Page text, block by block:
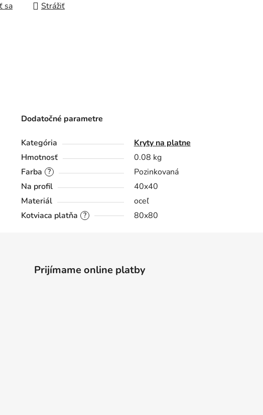
sa Strážiť
Dodatočné parametre
Kategória
Kryty na platne
Hmotnosť
0.08 kg
?
Farba
Pozinkovaná
Na profil
40x40
Materiál
oceľ
?
Kotviaca platňa 80x80
Prijímame online platby